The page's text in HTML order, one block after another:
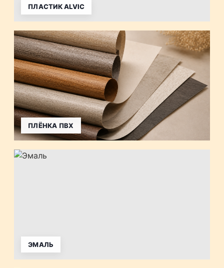
ПЛАСТИК ALVIC
ПЛЁНКА ПВХ
ЭМАЛЬ